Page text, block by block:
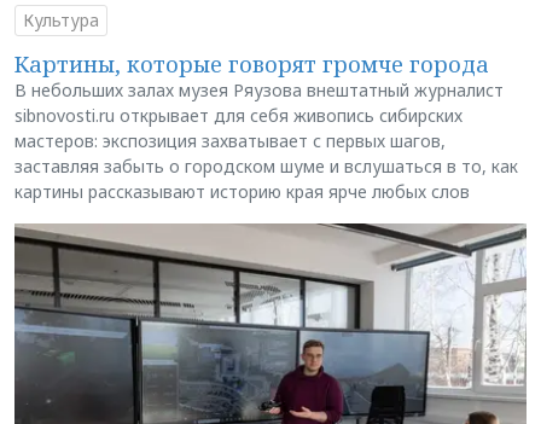
Культура
Картины, которые говорят громче города
В небольших залах музея Ряузова внештатный журналист
sibnovosti.ru открывает для себя живопись сибирских
мастеров: экспозиция захватывает с первых шагов,
заставляя забыть о городском шуме и вслушаться в то, как
картины рассказывают историю края ярче любых слов